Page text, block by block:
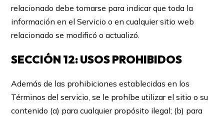
relacionado debe tomarse para indicar que toda la
información en el Servicio o en cualquier sitio web
relacionado se modificó o actualizó.
SECCIÓN 12: USOS PROHIBIDOS
Además de las prohibiciones establecidas en los
Términos del servicio, se le prohíbe utilizar el sitio o su
contenido (a) para cualquier propósito ilegal; (b) para